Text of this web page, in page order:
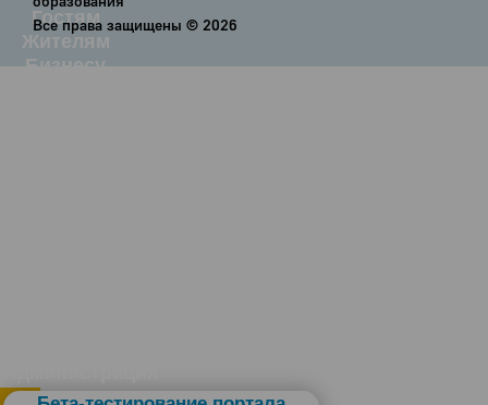
Гостям
Жителям
Бизнесу
Все права защищены © 2026